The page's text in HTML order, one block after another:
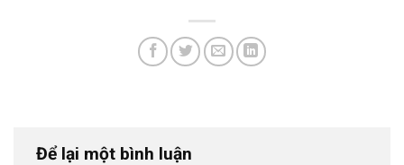
Để lại một bình luận